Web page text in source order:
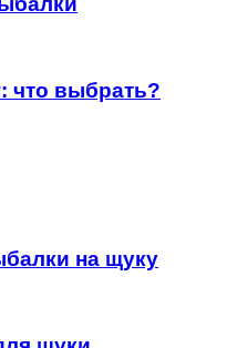
что выбрать?
на щуку